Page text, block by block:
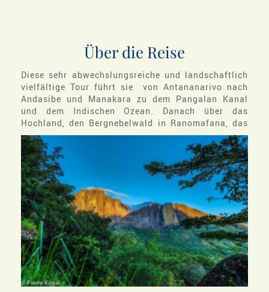
Über die Reise
Diese sehr abwechslungsreiche und landschaftlich
vielfältige Tour führt sie von Antananarivo nach
Andasibe und Manakara zu dem Pangalan Kanal
und dem Indischen Ozean. Danach über das
Hochland, den Bergnebelwald in Ranomafana, das